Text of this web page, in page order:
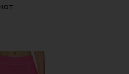
ЮБКА-ШОРТЫ HOT SHOT